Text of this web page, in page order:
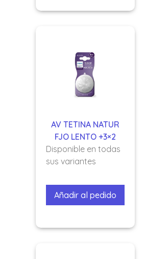
AV TETINA NATUR
FJO LENTO +3×2
Disponible en todas
sus variantes
Añadir al pedido